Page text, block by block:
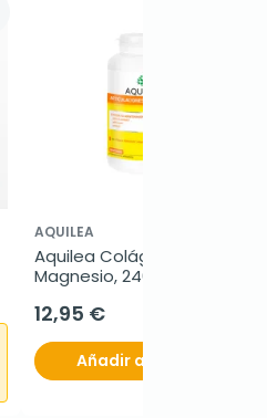
AQUILEA
Aquilea Colágeno +
Magnesio, 240
12,95 €
Añadir al carrito